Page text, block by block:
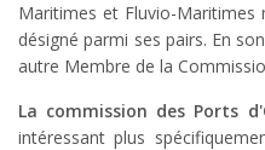
Maritimes et Fluvio-Maritimes
désigné parmi ses pairs. En
autre Membre de la
La commission des Ports
intéressant plus